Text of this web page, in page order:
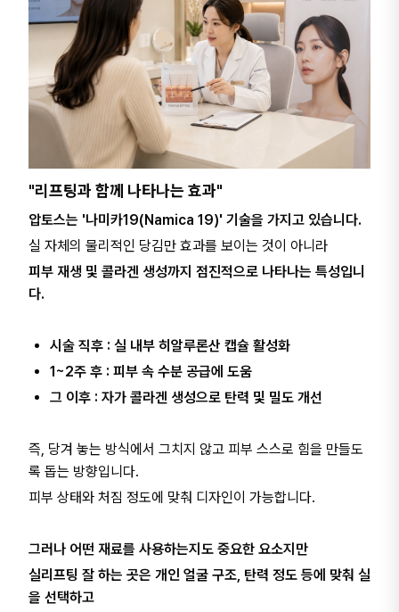
"리프팅과 함께 나타나는 효과"
압토스는 '나미카19(Namica 19)' 기술을 가지고 있습니다.
실 자체의 물리적인 당김만 효과를 보이는 것이 아니라
피부 재생 및 콜라겐 생성까지 점진적으로 나타나는 특성입니
다.
시술 직후 : 실 내부 히알루론산 캡슐 활성화
1~2주 후 : 피부 속 수분 공급에 도움
그 이후 : 자가 콜라겐 생성으로 탄력 및 밀도 개선
즉, 당겨 놓는 방식에서 그치지 않고 피부 스스로 힘을 만들도
록 돕는 방향입니다.
피부 상태와 처짐 정도에 맞춰 디자인이 가능합니다.
그러나 어떤 재료를 사용하는지도 중요한 요소지만
실리프팅 잘 하는 곳은 개인 얼굴 구조, 탄력 정도 등에 맞춰 실
을 선택하고